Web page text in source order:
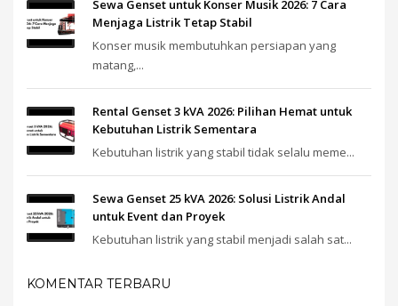
Sewa Genset untuk Konser Musik 2026: 7 Cara
Menjaga Listrik Tetap Stabil
Konser musik membutuhkan persiapan yang
matang,...
Rental Genset 3 kVA 2026: Pilihan Hemat untuk
Kebutuhan Listrik Sementara
Kebutuhan listrik yang stabil tidak selalu meme...
Sewa Genset 25 kVA 2026: Solusi Listrik Andal
untuk Event dan Proyek
Kebutuhan listrik yang stabil menjadi salah sat...
KOMENTAR TERBARU